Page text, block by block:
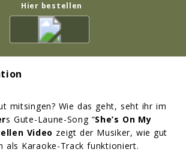
Hier bestellen
mitsingen? Wie das geht, seht ihr im
s Gute-Laune-Song “She’s On My
Video zeigt der Musiker, wie gut
als Karaoke-Track funktioniert.